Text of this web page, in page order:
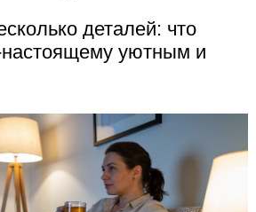
деталей: что
уютным и